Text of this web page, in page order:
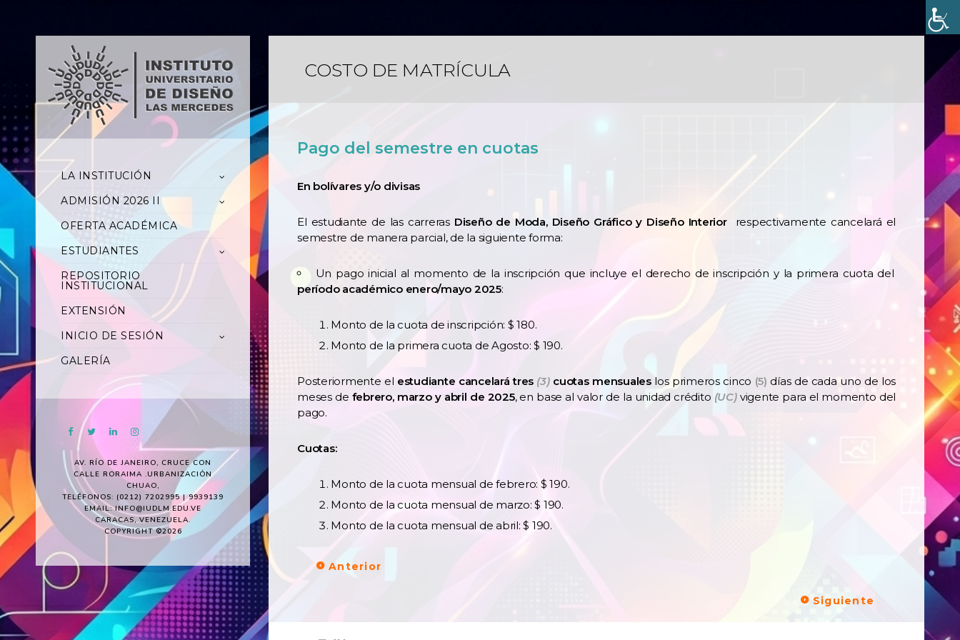
LA INSTITUCIÓN
ADMISIÓN 2026 II
OFERTA ACADÉMICA
ESTUDIANTES
REPOSITORIO
INSTITUCIONAL
EXTENSIÓN
INICIO DE SESIÓN
GALERÍA
AV. RÍO DE JANEIRO, CRUCE CON
CALLE RORAIMA .URBANIZACIÓN
CHUAO,
TELÉFONOS: (0212) 7202995 | 9939139
EMAIL: INFO@IUDLM.EDU.VE
CARACAS, VENEZUELA.
COPYRIGHT ©2026
COSTO DE MATRÍCULA
Pago del semestre en cuotas
En bolívares y/o divisas
El estudiante de las carreras Diseño de Moda, Diseño Gráfico y Diseño Interior respectivamente cancelará el
semestre de manera parcial, de la siguiente forma:
Un pago inicial al momento de la inscripción que incluye el derecho de inscripción y la primera cuota del
período académico enero/mayo 2025:
Monto de la cuota de inscripción: $ 180.
Monto de la primera cuota de Agosto: $ 190.
Posteriormente el estudiante cancelará tres (3)cuotas mensualeslos primeros cinco (5) días de cada uno de los
meses de febrero, marzo y abril de 2025, en base al valor de la unidad crédito (UC)vigente para el momento del
pago.
Cuotas:
Monto de la cuota mensual de febrero: $ 190.
Monto de la cuota mensual de marzo: $ 190.
Monto de la cuota mensual de abril: $ 190.
Anterior
Siguiente